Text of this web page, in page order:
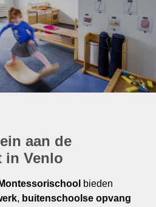
aan de
in Venlo
Montessorischool bieden
, buitenschoolse opvang